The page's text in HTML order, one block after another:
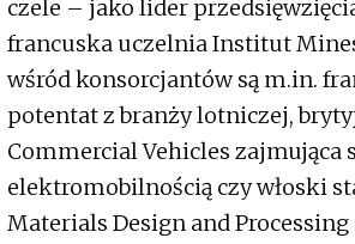
czele – jako lider
francuska uczelnia Institut
wśród konsorcjantów są m.in.
potentat z branży lotniczej,
Commercial Vehicles zajmująca
elektromobilnością czy włoski
Materials Design and